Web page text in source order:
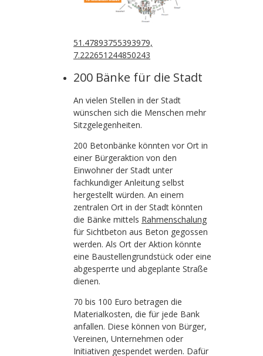
51.47893755393979,
7.222651244850243
200 Bänke für die Stadt
An vielen Stellen in der Stadt
wünschen sich die Menschen mehr
Sitzgelegenheiten.
200 Betonbänke könnten vor Ort in
einer Bürgeraktion von den
Einwohner der Stadt unter
fachkundiger Anleitung selbst
hergestellt würden. An einem
zentralen Ort in der Stadt könnten
die Bänke mittels Rahmenschalung
für Sichtbeton aus Beton gegossen
werden. Als Ort der Aktion könnte
eine Baustellengrundstück oder eine
abgesperrte und abgeplante Straße
dienen.
70 bis 100 Euro betragen die
Materialkosten, die für jede Bank
anfallen. Diese können von Bürger,
Vereinen, Unternehmen oder
Initiativen gespendet werden. Dafür